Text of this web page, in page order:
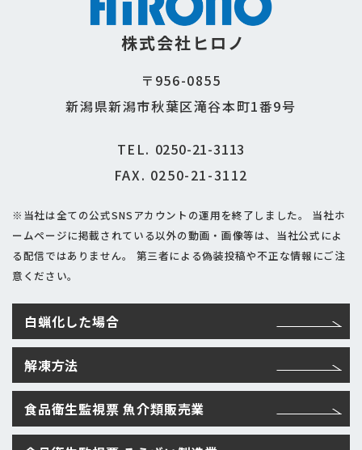
株式会社ヒロノ
〒956-0855
新潟県新潟市秋葉区滝谷本町1番9号
TEL. 0250-21-3113
FAX. 0250-21-3112
※当社は全ての公式SNSアカウントの運用を終了しました。
当社ホ
ームページに掲載されている以外の動画・画像等は、当社公式によ
る配信ではありません。
第三者による偽装投稿や不正な情報にご注
意ください。
白蝋化した場合
解凍方法
食品衛生監視票 魚介類販売業